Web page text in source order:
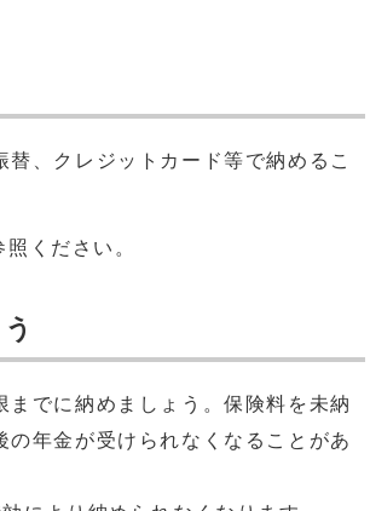
、クレジットカード等で納めるこ
照ください。
でに納めましょう。保険料を未納
年金が受けられなくなることがあ